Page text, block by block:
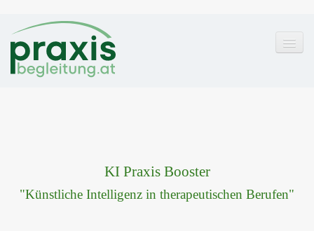
KI-Check
KI Praxis Booster
"Künstliche Intelligenz in therapeutischen Berufen"